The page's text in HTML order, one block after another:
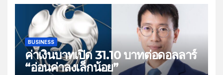
BUSINESS
ค่าเงินบาทเปิด 31.10 บาทต่อดอลลาร์
“อ่อนค่าลงเล็กน้อย”